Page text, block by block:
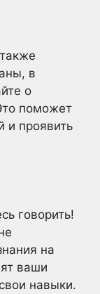
в
о
поможет
и проявить
говорить!
на
ваши
навыки.